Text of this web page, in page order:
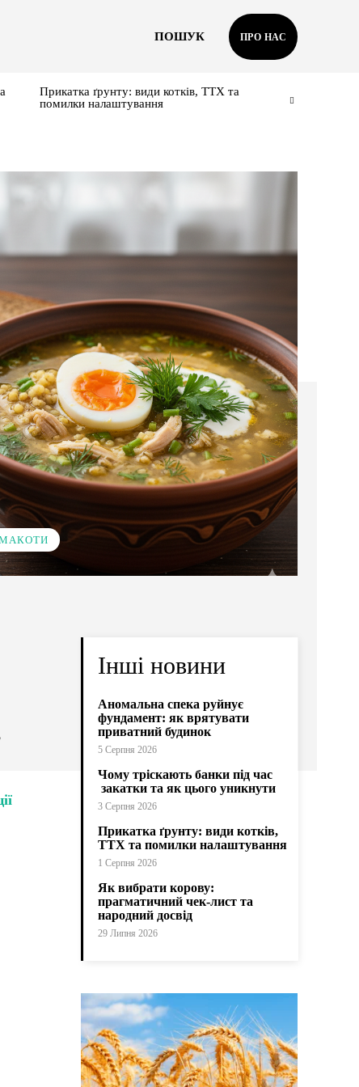
ПОШУК ПРО НАС
Прикатка ґрунту: види котків, ТТХ та
помилки налаштування
Інші новини
Аномальна спека руйнує
фундамент: як врятувати
приватний будинок
5 Серпня 2026
Чому тріскають банки під час
закатки та як цього уникнути
3 Серпня 2026
Прикатка ґрунту: види котків,
ТТХ та помилки налаштування
1 Серпня 2026
Як вибрати корову:
прагматичний чек-лист та
народний досвід
29 Липня 2026